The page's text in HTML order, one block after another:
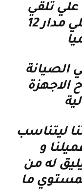
تلقي
بلاغات اعطال علي مدار 12
الصيانة
الاجهزة
ليتناسب
و
له من
ما